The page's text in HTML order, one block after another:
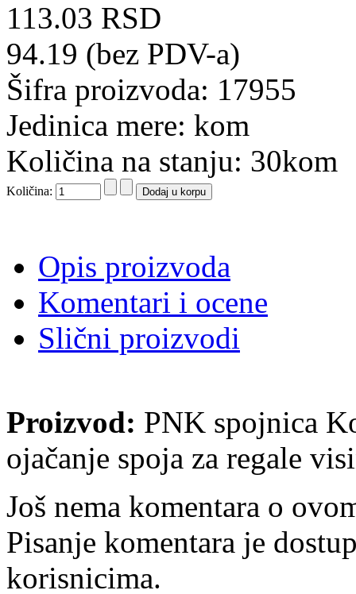
113.03 RSD
94.19 (bez PDV-a)
Šifra proizvoda: 17955
Jedinica mere: kom
Količina na stanju: 30kom
Količina:
Opis proizvoda
Komentari i ocene
Slični proizvodi
Proizvod: PNK spojnica
ojačanje spoja za regale
Još nema komentara o
Pisanje komentara je
korisnicima.